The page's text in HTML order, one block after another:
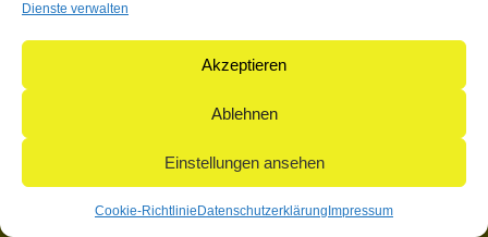
Dienste verwalten
Akzeptieren
Ablehnen
Einstellungen ansehen
Cookie-Richtlinie Datenschutzerklärung Impressum